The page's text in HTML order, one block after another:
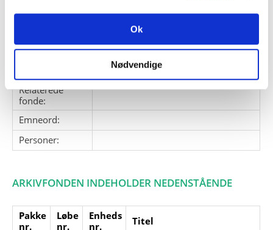
Ok
Nødvendige
Accessionsdato:
Note:
Ingen note registreret
Relaterede
fonde:
Emneord:
Personer:
ARKIVFONDEN INDEHOLDER NEDENSTÅENDE
Pakke
nr.
Løbe
nr.
Enheds
nr.
Titel